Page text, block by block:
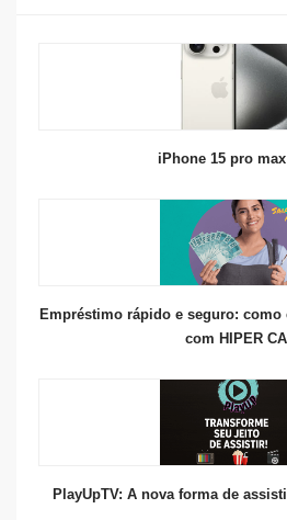
iPhone 15 pro max
Empréstimo rápido e seguro:
com HIPER
PlayUpTV: A nova forma de